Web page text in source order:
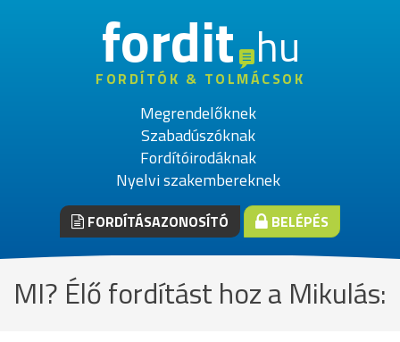
fordithu
FORDÍTÓK & TOLMÁCSOK
Megrendelőknek
Szabadúszóknak
Fordítóirodáknak
Nyelvi szakembereknek
FORDÍTÁSAZONOSÍTÓ BELÉPÉS
MI? Élő fordítást hoz a Mikulás: